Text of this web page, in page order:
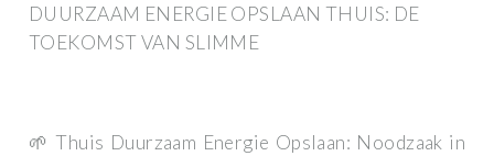
DUURZAAM ENERGIE OPSLAAN THUIS: DE
TOEKOMST VAN SLIMME
🌱 Thuis Duurzaam Energie Opslaan: Noodzaak in